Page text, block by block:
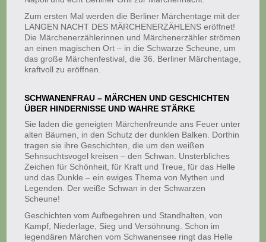
Zum ersten Mal werden die Berliner Märchentage mit der
LANGEN NACHT DES MÄRCHENERZÄHLENS eröffnet!
Die Märchenerzählerinnen und Märchenerzähler strömen
an einen magischen Ort – in die Schwarze Scheune, um
das große Märchenfestival, die 36. Berliner Märchentage,
kraftvoll zu eröffnen.
SCHWANENFRAU – MÄRCHEN UND GESCHICHTEN
ÜBER HINDERNISSE UND WAHRE STÄRKE
Sie laden die geneigten Märchenfreunde ans Feuer unter
alten Bäumen, in den Schutz der dunklen Balken. Dorthin
tragen sie ihre Geschichten, die um den weißen
Sehnsuchtsvogel kreisen – den Schwan. Unsterbliches
Zeichen für Schönheit, für Kraft und Treue, für das Helle
und das Dunkle – ein ewiges Thema von Mythen und
Legenden. Der weiße Schwan in der Schwarzen
Scheune!
Geschichten vom Aufbegehren und Standhalten, von
Kampf, Niederlage, Sieg und Versöhnung. Schon im
legendären Märchen vom Schwanensee ringt das Helle